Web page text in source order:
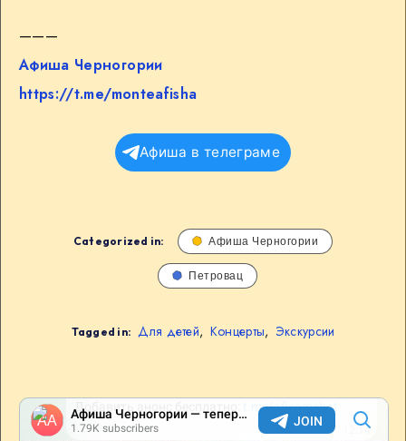
———
Афиша Черногории
https://t.me/monteafisha
Афиша в телеграме
Categorized in: Афиша Черногории
Петровац
Tagged in: Для детей, Концерты, Экскурсии